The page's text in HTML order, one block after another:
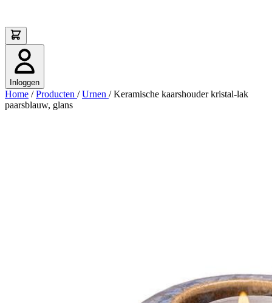
Inloggen
Home / Producten / Urnen / Keramische kaarshouder kristal-lak
paarsblauw, glans